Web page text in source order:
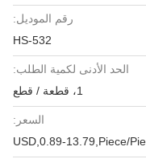
رقم الموديل:
HS-532
الحد الأدنى لكمية الطلب:
السعر:
USD,0.89-13.79,Piece/